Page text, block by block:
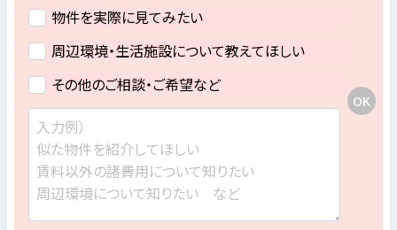
物件を実際に見てみたい
周辺環境・生活施設について教えてほしい
その他のご相談・ご希望など